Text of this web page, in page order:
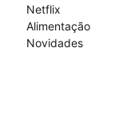
Netflix
Alimentação
Novidades